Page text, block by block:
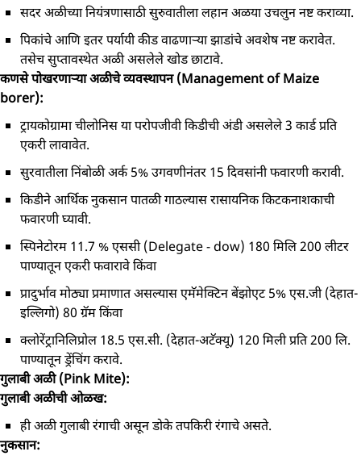
सदर अळीच्या नियंत्रणासाठी सुरुवातीला लहान अळया उचलुन नष्ट कराव्या.
पिकांचे आणि इतर पर्यायी कीड वाढणाऱ्या झाडांचे अवशेष नष्ट करावेत.
तसेच सुप्तावस्थेत अळी असलेले खोड छाटावे.
कणसे पोखरणाऱ्या अळीचे व्यवस्थापन (Management of Maize
borer):
ट्रायकोग्रामा चीलोनिस या परोपजीवी किडीची अंडी असलेले 3 कार्ड प्रति
एकरी लावावेत.
सुरवातीला निंबोळी अर्क 5% उगवणीनंतर 15 दिवसांनी फवारणी करावी.
किडीने आर्थिक नुकसान पातळी गाठल्यास रासायनिक किटकनाशकाची
फवारणी घ्यावी.
स्पिनेटोरम 11.7 % एससी (Delegate - dow) 180 मिलि 200 लीटर
पाण्यातून एकरी फवारावे किंवा
प्रादुर्भाव मोठ्या प्रमाणात असल्यास एमॅमेक्टिन बेंझोएट 5% एस.जी (देहात-
इल्लिगो) 80 ग्रॅम किंवा
क्लोरेंट्रानिलिप्रोल 18.5 एस.सी. (देहात-अटॅक्यू) 120 मिली प्रति 200 लि.
पाण्यातून ड्रेंचिंग करावे.
गुलाबी अळी (Pink Mite):
गुलाबी अळीची ओळख:
ही अळी गुलाबी रंगाची असून डोके तपकिरी रंगाचे असते.
नुकसान: